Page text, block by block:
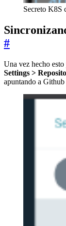
Secreto K8S
#
Una vez hecho
Settings >
apuntando a